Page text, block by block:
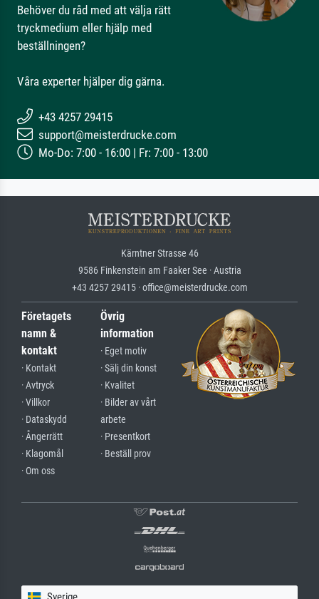
Behöver du råd med att välja rätt
tryckmedium eller hjälp med
beställningen?
Våra experter hjälper dig gärna.
+43 4257 29415
support@meisterdrucke.com
Mo-Do: 7:00 - 16:00 | Fr: 7:00 - 13:00
Kärntner Strasse 46
9586 Finkenstein am Faaker See · Austria
+43 4257 29415 · office@meisterdrucke.com
Företagets
namn &
kontakt
· Kontakt
· Avtryck
· Villkor
· Dataskydd
· Ångerrätt
· Klagomål
· Om oss
Övrig
information
· Eget motiv
· Sälj din konst
· Kvalitet
· Bilder av vårt
arbete
· Presentkort
· Beställ prov